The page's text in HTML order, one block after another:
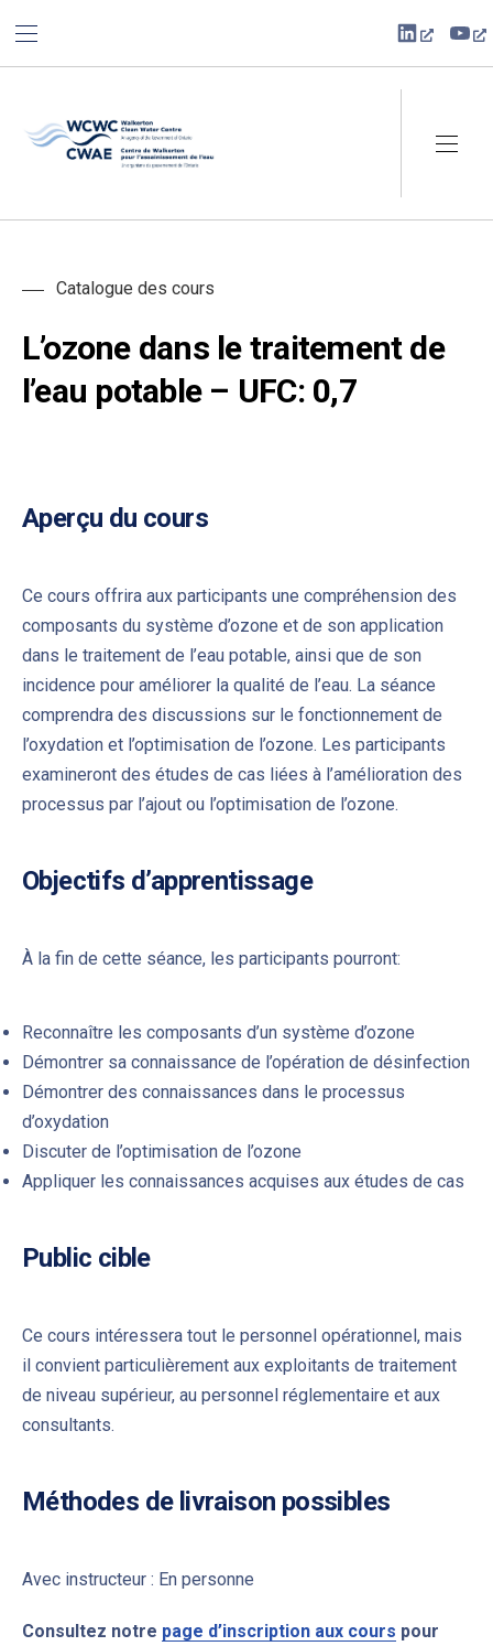
BAR NAVIGATION New
Walkerton Clean Water Centre
Catalogue des cours
L’ozone dans le traitement de
l’eau potable – UFC: 0,7
Aperçu du cours
Ce cours offrira aux participants une compréhension des
composants du système d’ozone et de son application
dans le traitement de l’eau potable, ainsi que de son
incidence pour améliorer la qualité de l’eau. La séance
comprendra des discussions sur le fonctionnement de
l’oxydation et l’optimisation de l’ozone. Les participants
examineront des études de cas liées à l’amélioration des
processus par l’ajout ou l’optimisation de l’ozone.
Objectifs d’apprentissage
À la fin de cette séance, les participants pourront:
Reconnaître les composants d’un système d’ozone
Démontrer sa connaissance de l’opération de désinfection
Démontrer des connaissances dans le processus
d’oxydation
Discuter de l’optimisation de l’ozone
Appliquer les connaissances acquises aux études de cas
Public cible
Ce cours intéressera tout le personnel opérationnel, mais
il convient particulièrement aux exploitants de traitement
de niveau supérieur, au personnel réglementaire et aux
consultants.
Méthodes de livraison possibles
Avec instructeur : En personne
Consultez notre page d’inscription aux cours pour
PREVIOUS